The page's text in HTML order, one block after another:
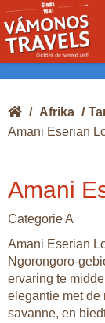
/ Afrika /
Amani Eserian
Amani
Categorie A
Amani Eserian
Ngorongoro-
ervaring te
elegantie met de
savanne, en